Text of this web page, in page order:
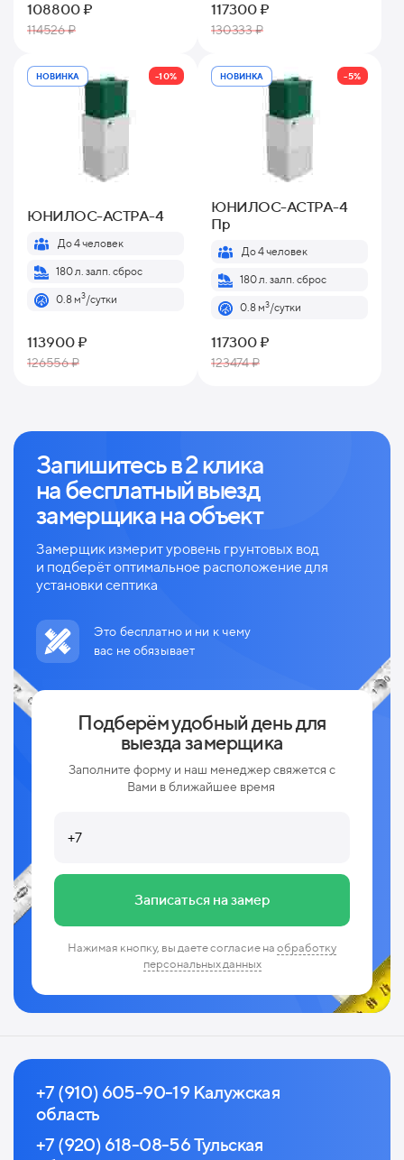
108800 ₽
114526 ₽
117300 ₽
130333 ₽
НОВИНКА -10%
ЮНИЛОС-АСТРА-4
До 4 человек
180 л. залп. сброс
0.8 м3/сутки
113900 ₽
126556 ₽
НОВИНКА -5%
ЮНИЛОС-АСТРА-4
Пр
До 4 человек
180 л. залп. сброс
0.8 м3/сутки
117300 ₽
123474 ₽
Запишитесь в 2 клика
набесплатный выезд
замерщика на объект
Замерщик измерит уровень грунтовых вод
и подберёт оптимальное расположение для
установки септика
Это бесплатно и ни к чему
вас не обязывает
Подберём удобный день для
выезда замерщика
Заполните форму и наш менеджер свяжется с
Вами в ближайшее время
Записаться на замер
Нажимая кнопку, вы даете согласие на обработку
персональных данных
+7 (910) 605-90-19 Калужская
область
+7 (920) 618-08-56 Тульская